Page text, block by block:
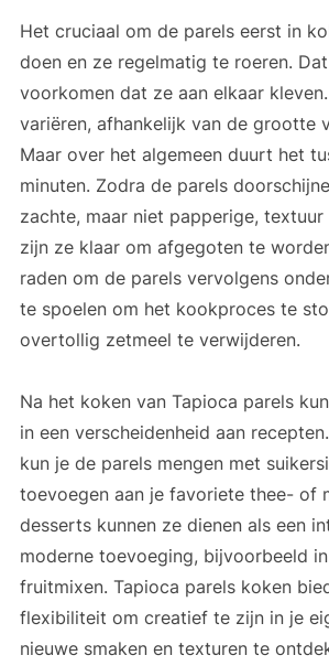
Het cruciaal om de parels eerst in
doen en ze regelmatig te roeren.
voorkomen dat ze aan elkaar
variëren, afhankelijk van de grootte
Maar over het algemeen duurt het
minuten. Zodra de parels
zachte, maar niet papperige,
zijn ze klaar om afgegoten te
raden om de parels vervolgens
te spoelen om het kookproces te
overtollig zetmeel te verwijderen.
Na het koken van Tapioca parels
in een verscheidenheid aan
kun je de parels mengen met
toevoegen aan je favoriete thee- of
desserts kunnen ze dienen als een
moderne toevoeging, bijvoorbeeld
fruitmixen. Tapioca parels koken
flexibiliteit om creatief te zijn in je
nieuwe smaken en texturen te